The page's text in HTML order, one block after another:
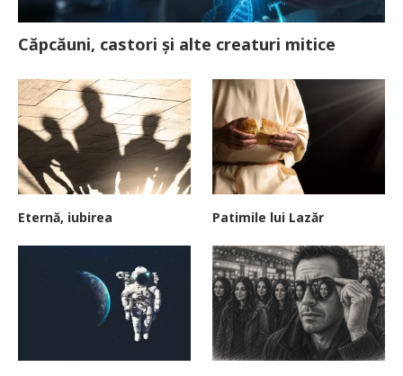
Căpcăuni, castori și alte creaturi mitice
Eternă, iubirea Patimile lui Lazăr